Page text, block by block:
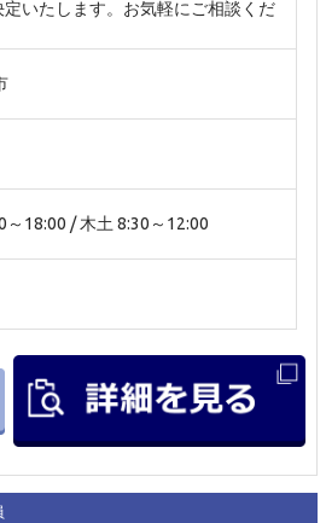
定いたします。お気軽にご相談くだ
～18:00 / 木土 8:30～12:00